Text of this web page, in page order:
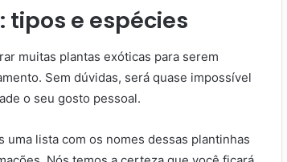
tipos e espécies
muitas plantas exóticas para serem
Sem dúvidas, será quase impossível
o seu gosto pessoal.
uma lista com os nomes dessas plantinhas